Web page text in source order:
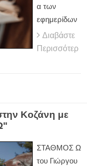
α των
εφημερίδων
Διαβάστε
Περισσότερ
Κοζάνη με
ΣΤΑΘΜΟΣ Ω
του Γιώργου